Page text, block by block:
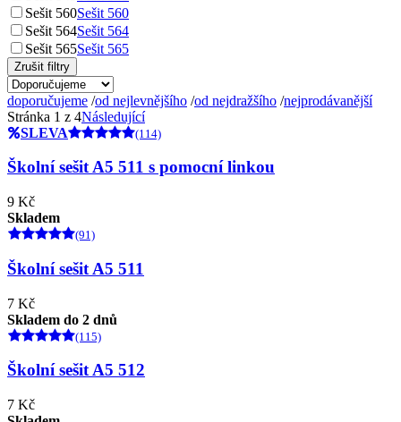
Sešit 560Sešit 560
Sešit 564Sešit 564
Sešit 565Sešit 565
Zrušit filtry
doporučujeme /od nejlevnějšího /od nejdražšího /nejprodávanější
Stránka 1 z 4Následující
SLEVA
(114)
Školní sešit A5 511 s pomocní linkou
9 Kč
Skladem
(91)
Školní sešit A5 511
7 Kč
Skladem do 2 dnů
(115)
Školní sešit A5 512
7 Kč